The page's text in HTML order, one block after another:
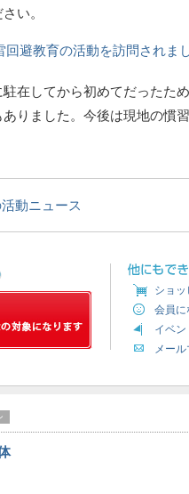
い。
避教育の活動を訪問されまし
在してから初めてだったた
りました。今後は現地の慣
動ニュース
ショッ
会員に
イベ
メー